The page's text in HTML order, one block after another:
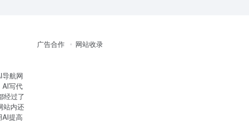
导航网
AI写代
经过了
站内还
提高
广告合作 网站收录